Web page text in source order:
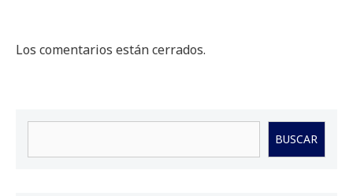
Los comentarios están cerrados.
BUSCAR